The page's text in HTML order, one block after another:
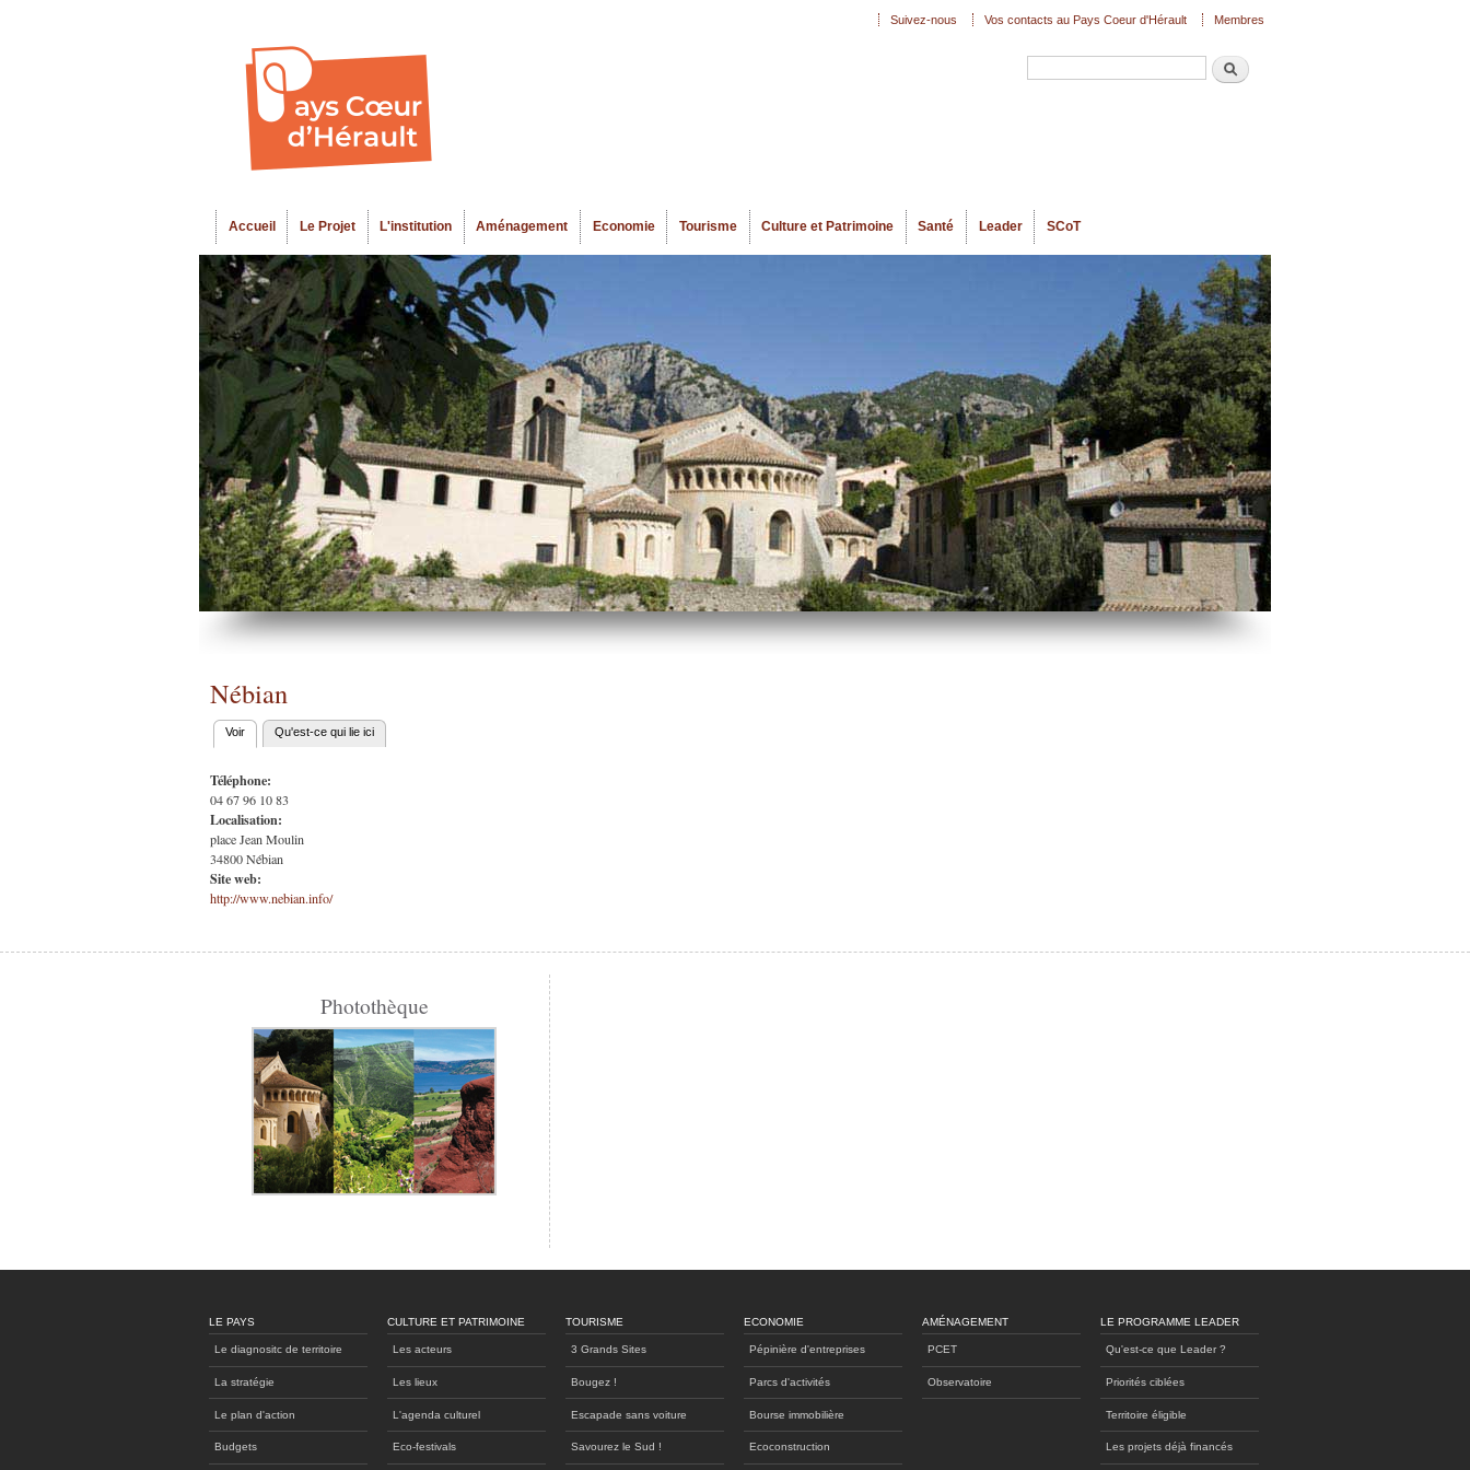
Recherche
Menu principal
Accueil Le Projet L'institution Aménagement Economie Tourisme Culture et Patrimoine Santé Leader SCoT
Suivez-nous Vos contacts au Pays Coeur d'Hérault Membres
Nébian
Onglets
principaux
Voir (onglet actif)
Qu'est-ce qui lie ici
Téléphone:
04 67 96 10 83
Localisation:
place Jean Moulin
34800Nébian
Site web:
http://www.nebian.info/
Photothèque
LE PAYS
Le diagnositc de territoire
La stratégie
Le plan d'action
Budgets
CULTURE ET PATRIMOINE
Les acteurs
Les lieux
L'agenda culturel
Eco-festivals
TOURISME
3 Grands Sites
Bougez !
Escapade sans voiture
Savourez le Sud !
ECONOMIE
Pépinière d'entreprises
Parcs d'activités
Bourse immobilière
Ecoconstruction
AMÉNAGEMENT
PCET
Observatoire
LE PROGRAMME LEADER
Qu'est-ce que Leader ?
Priorités ciblées
Territoire éligible
Les projets déjà financés